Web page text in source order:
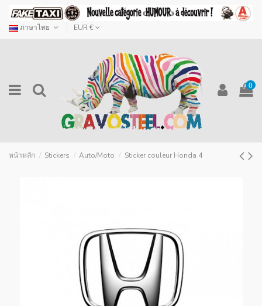
ภาษาไทย EUR €
0
หน้าหลัก Stickers Auto/Moto Sticker couleur Honda 4